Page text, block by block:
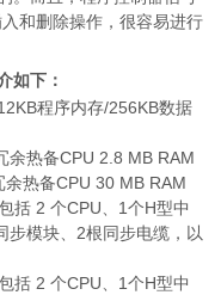
和删除操作，很容易进行
如下：
程序内存/256KB数据
余热备CPU 2.8 MB RAM
热备CPU 30 MB RAM
括 2 个CPU、1个H型中
步模块、2根同步电缆，以
括 2 个CPU、1个H型中